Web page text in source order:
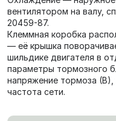
вентилятором на валу,
20459-87.
Клеммная коробка
— её крышка
шильдике двигателя в
параметры тормозного
напряжение тормоза
частота сети.